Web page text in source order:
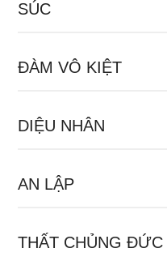
SÚC
ĐÀM VÔ KIỆT
DIỆU NHÂN
AN LẬP
THẤT CHỦNG ĐỨC